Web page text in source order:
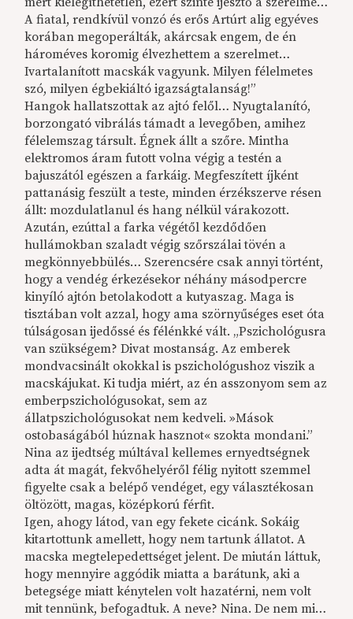
A fiatal, rendkívül vonzó és erős Artúrt alig egyéves
korában megoperálták, akárcsak engem, de én
hároméves koromig élvezhettem a szerelmet…
Ivartalanított macskák vagyunk. Milyen félelmetes
szó, milyen égbekiáltó igazságtalanság!”
Hangok hallatszottak az ajtó felől… Nyugtalanító,
borzongató vibrálás támadt a levegőben, amihez
félelemszag társult. Égnek állt a szőre. Mintha
elektromos áram futott volna végig a testén a
bajuszától egészen a farkáig. Megfeszített íjként
pattanásig feszült a teste, minden érzékszerve résen
állt: mozdulatlanul és hang nélkül várakozott.
Azután, ezúttal a farka végétől kezdődően
hullámokban szaladt végig szőrszálai tövén a
megkönnyebbülés… Szerencsére csak annyi történt,
hogy a vendég érkezésekor néhány másodpercre
kinyíló ajtón betolakodott a kutyaszag. Maga is
tisztában volt azzal, hogy ama szörnyűséges eset óta
túlságosan ijedőssé és félénkké vált. „Pszichológusra
van szükségem? Divat mostanság. Az emberek
mondvacsinált okokkal is pszichológushoz viszik a
macskájukat. Ki tudja miért, az én asszonyom sem az
emberpszichológusokat, sem az
állatpszichológusokat nem kedveli. »Mások
ostobaságából húznak hasznot« szokta mondani.”
Nina az ijedtség múltával kellemes ernyedtségnek
adta át magát, fekvőhelyéről félig nyitott szemmel
figyelte csak a belépő vendéget, egy választékosan
öltözött, magas, középkorú férfit.
Igen, ahogy látod, van egy fekete cicánk. Sokáig
kitartottunk amellett, hogy nem tartunk állatot. A
macska megtelepedettséget jelent. De miután láttuk,
hogy mennyire aggódik miatta a barátunk, aki a
betegsége miatt kénytelen volt hazatérni, nem volt
mit tennünk, befogadtuk. A neve? Nina. De nem mi…